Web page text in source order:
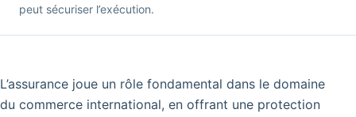
peut sécuriser l’exécution.
L’assurance joue un rôle fondamental dans le domaine
du commerce international, en offrant une protection